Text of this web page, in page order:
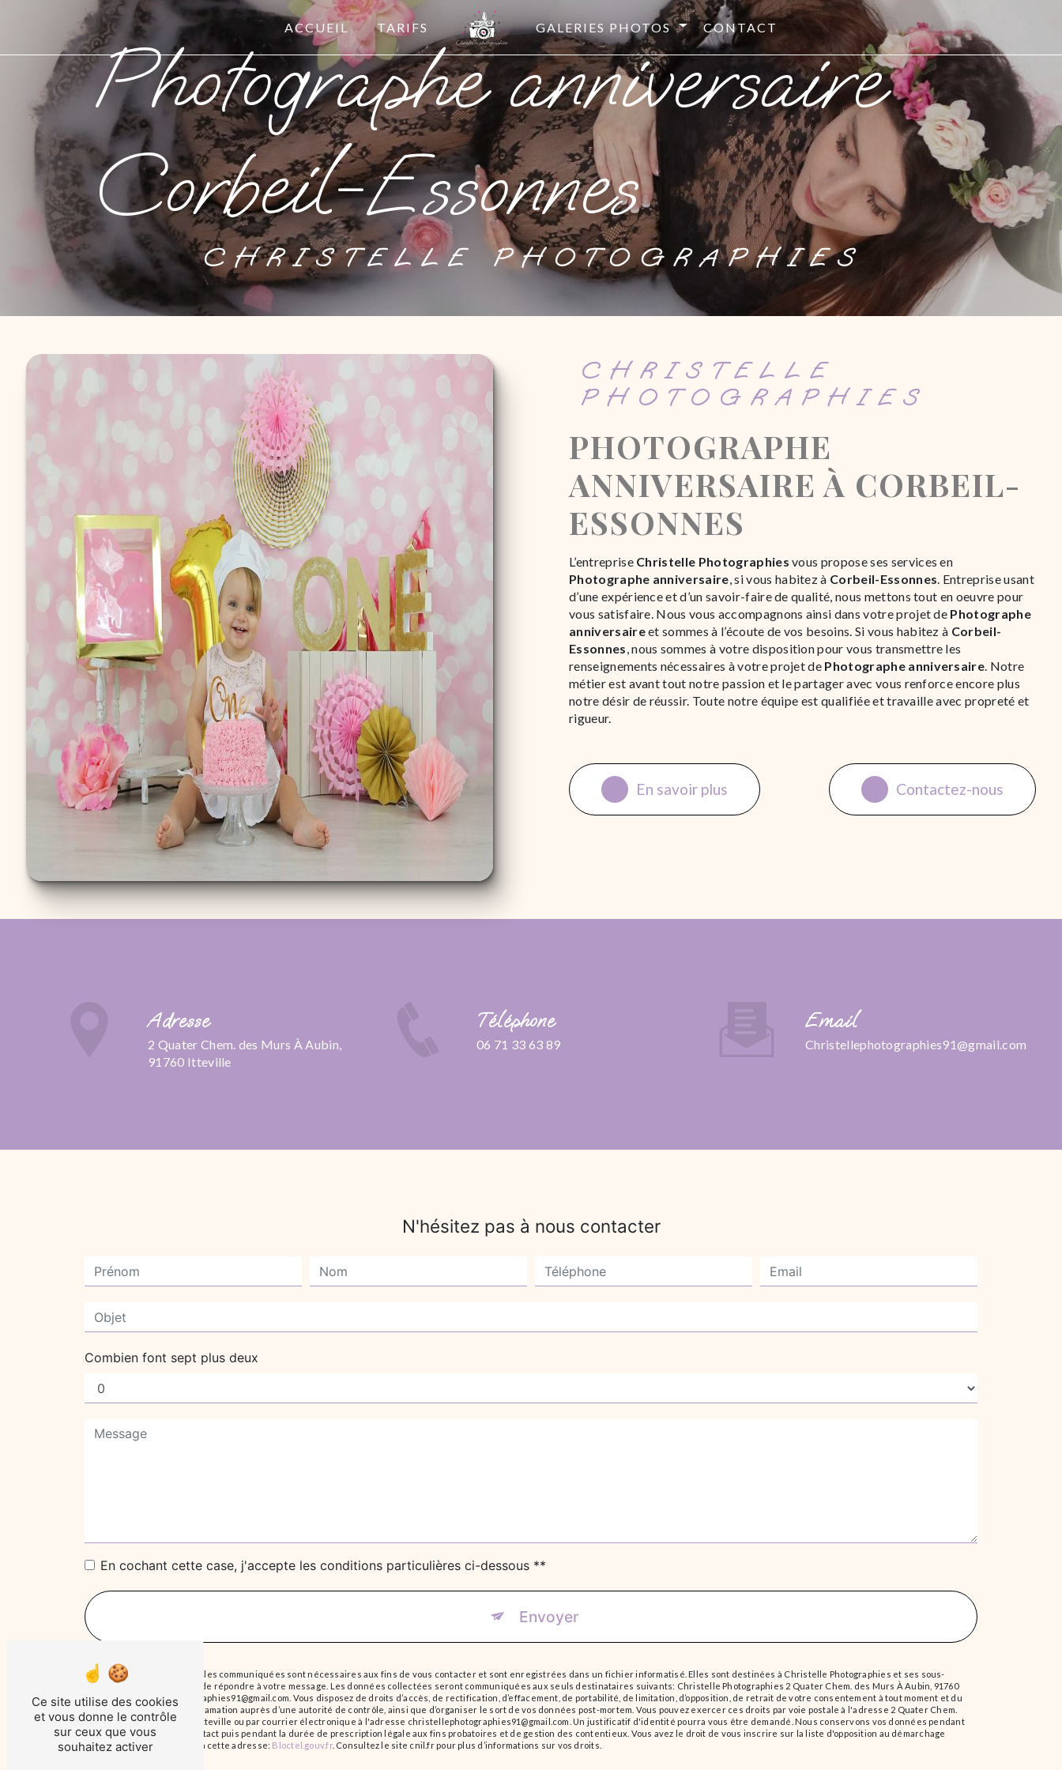
ACCUEIL TARIFS GALERIES PHOTOS CONTACT
Photographe anniversaire
Corbeil-Essonnes
CHRISTELLE PHOTOGRAPHIES
CHRISTELLE
PHOTOGRAPHIES
PHOTOGRAPHE
ANNIVERSAIRE À CORBEIL-
ESSONNES
L’entreprise Christelle Photographies vous propose ses services en
Photographe anniversaire, si vous habitez à Corbeil-Essonnes. Entreprise usant
d’une expérience et d’un savoir-faire de qualité, nous mettons tout en oeuvre pour
vous satisfaire. Nous vous accompagnons ainsi dans votre projet de Photographe
anniversaireet sommes à l’écoute de vos besoins. Si vous habitez à Corbeil-
Essonnes, nous sommes à votre disposition pour vous transmettre les
renseignements nécessaires à votre projet de Photographe anniversaire. Notre
métier est avant tout notre passion et le partager avec vous renforce encore plus
notre désir de réussir. Toute notre équipe est qualifiée et travaille avec propreté et
rigueur.
En savoir plus Contactez-nous
Adresse
2 Quater Chem. des Murs À Aubin,
91760 Itteville
Téléphone
06 71 33 63 89
Email
christellephotographies91@gmail.com
N'hésitez pas à nous contacter
Combien font sept plus deux
En cochant cette case, j'accepte les conditions particulières ci-dessous **
Envoyer
** Les données personnelles communiquées sont nécessaires aux fins de vous contacter et sont enregistrées dans un fichier informatisé. Elles sont destinées à Christelle Photographies et ses sous-
traitants dans le seul but de répondre à votre message. Les données collectées seront communiquées aux seuls destinataires suivants: Christelle Photographies 2 Quater Chem. des Murs À Aubin, 91760
Itteville christellephotographies91@gmail.com. Vous disposez de droits d’accès, de rectification, d’effacement, de portabilité, de limitation, d’opposition, de retrait de votre consentement à tout moment et du
droit d’introduire une réclamation auprès d’une autorité de contrôle, ainsi que d’organiser le sort de vos données post-mortem. Vous pouvez exercer ces droits par voie postale à l'adresse 2 Quater Chem.
des Murs À Aubin, 91760 Itteville ou par courrier électronique à l'adresse christellephotographies91@gmail.com. Un justificatif d'identité pourra vous être demandé. Nous conservons vos données pendant
la période de prise de contact puis pendant la durée de prescription légale aux fins probatoires et de gestion des contentieux. Vous avez le droit de vous inscrire sur la liste d'opposition au démarchage
téléphonique, disponible à cette adresse:
Bloctel.gouv.fr. Consultez le site cnil.fr pour plus d’informations sur vos droits.
Panneau de gestion des cookies
Ce site utilise des cookies
et vous donne le contrôle
sur ceux que vous
souhaitez activer